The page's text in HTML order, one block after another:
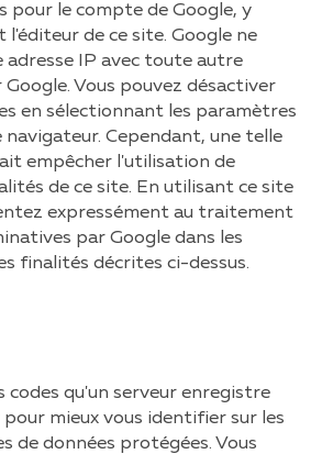
pour le compte de Google, y
de ce site. Google ne
adresse IP avec toute autre
Vous pouvez désactiver
en sélectionnant les paramètres
Cependant, une telle
empêcher l'utilisation de
de ce site. En utilisant ce site
expressément au traitement
par Google dans les
finalités décrites ci-dessus.
codes qu'un serveur enregistre
mieux vous identifier sur les
de données protégées. Vous